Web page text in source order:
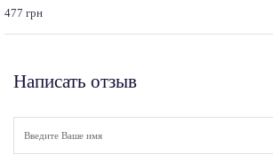
477 грн
Написать отзыв